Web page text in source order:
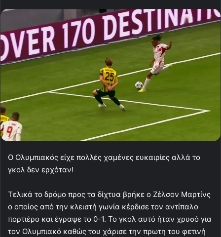
Ο Ολυμπιακός είχε πολλές χαμένες ευκαιρίες αλλά το
γκολ δεν ερχόταν!
Τελικά το δρόμο προς τα δίχτυα βρήκε ο Ζέλσον Μαρτίνς
ο οποίος από την κλειστή γωνία κέρδισε τον αντίπαλο
πορτιέρο και έγραψε το 0-1. Το γκολ αυτό ήταν χρυσό για
τον Ολυμπιακό καθώς του χάρισε την πρωτη του φετινή